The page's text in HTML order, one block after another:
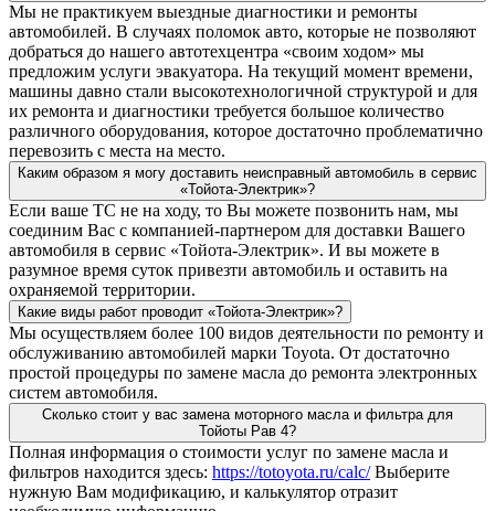
Мы не практикуем выездные диагностики и ремонты
автомобилей. В случаях поломок авто, которые не позволяют
добраться до нашего автотехцентра «своим ходом» мы
предложим услуги эвакуатора. На текущий момент времени,
машины давно стали высокотехнологичной структурой и для
их ремонта и диагностики требуется большое количество
различного оборудования, которое достаточно проблематично
перевозить с места на место.
Каким образом я могу доставить неисправный автомобиль в сервис
«Тойота-Электрик»?
Если ваше ТС не на ходу, то Вы можете позвонить нам, мы
соединим Вас с компанией-партнером для доставки Вашего
автомобиля в сервис «Тойота-Электрик». И вы можете в
разумное время суток привезти автомобиль и оставить на
охраняемой территории.
Какие виды работ проводит «Тойота-Электрик»?
Мы осуществляем более 100 видов деятельности по ремонту и
обслуживанию автомобилей марки Toyota. От достаточно
простой процедуры по замене масла до ремонта электронных
систем автомобиля.
Сколько стоит у вас замена моторного масла и фильтра для
Тойоты Рав 4?
Полная информация о стоимости услуг по замене масла и
фильтров находится здесь: https://totoyota.ru/calc/Выберите
нужную Вам модификацию, и калькулятор отразит